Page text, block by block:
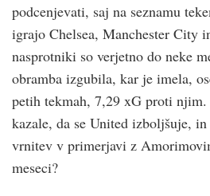
podcenjevati, saj na seznamu
igrajo Chelsea, Manchester City
nasprotniki so verjetno do neke
obramba izgubila, kar je imela,
petih tekmah, 7,29 xG proti
kazale, da se United izboljšuje,
vrnitev v primerjavi z
meseci?